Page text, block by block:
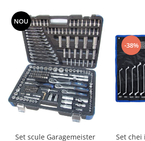
NOU
Set scule Garagemeister
-38%
Set